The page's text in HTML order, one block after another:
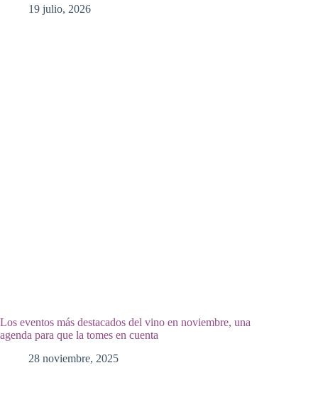
19 julio, 2026
Los eventos más destacados del vino en noviembre, una
agenda para que la tomes en cuenta
28 noviembre, 2025